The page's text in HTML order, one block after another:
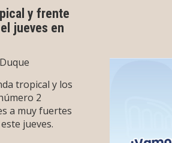
y frente
jueves en
tropical y los
2
a muy fuertes
jueves.